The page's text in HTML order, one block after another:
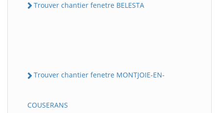
Trouver chantier fenetre BELESTA
Trouver chantier fenetre MONTJOIE-EN-
COUSERANS